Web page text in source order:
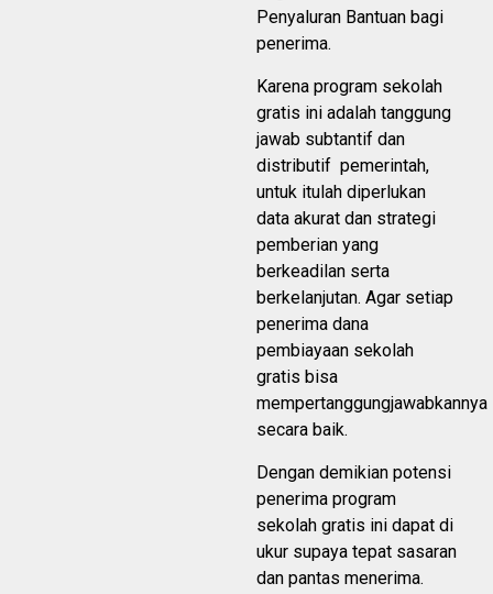
Penyaluran Bantuan bagi
penerima.
Karena program sekolah
gratis ini adalah tanggung
jawab subtantif dan
distributif pemerintah,
untuk itulah diperlukan
data akurat dan strategi
pemberian yang
berkeadilan serta
berkelanjutan. Agar setiap
penerima dana
pembiayaan sekolah
gratis bisa
mempertanggungjawabkannya
secara baik.
Dengan demikian potensi
penerima program
sekolah gratis ini dapat di
ukur supaya tepat sasaran
dan pantas menerima.